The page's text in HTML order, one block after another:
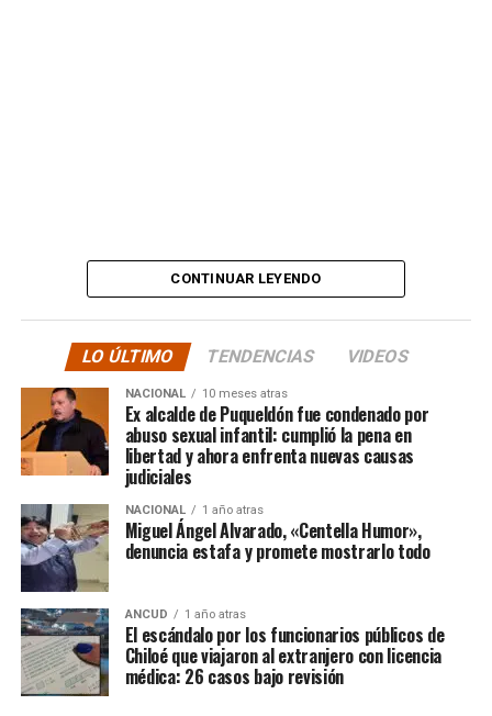
tele y donde sea para
hacer justicia.”
quienes lo han acompañado desde que compartió lo
ocurrido:
“Gracias a todos por el
apoyo!!!!”
Por el momento, las personas aludidas no han emitido
declaraciones públicas. La historia, según Centella,
recién comienza y, el mencionado posteo, ha generado
comentarios de todo tipo, en su gran mayoría, a favor
del humorista de Punta Arenas.
CONTINUAR LEYENDO
LO ÚLTIMO TENDENCIAS VIDEOS
NACIONAL 10 meses atras
Ex alcalde de Puqueldón fue condenado por
abuso sexual infantil: cumplió la pena en
libertad y ahora enfrenta nuevas causas
judiciales
NACIONAL 1 año atras
Miguel Ángel Alvarado, «Centella Humor»,
denuncia estafa y promete mostrarlo todo
ANCUD 1 año atras
El escándalo por los funcionarios públicos de
Chiloé que viajaron al extranjero con licencia
médica: 26 casos bajo revisión